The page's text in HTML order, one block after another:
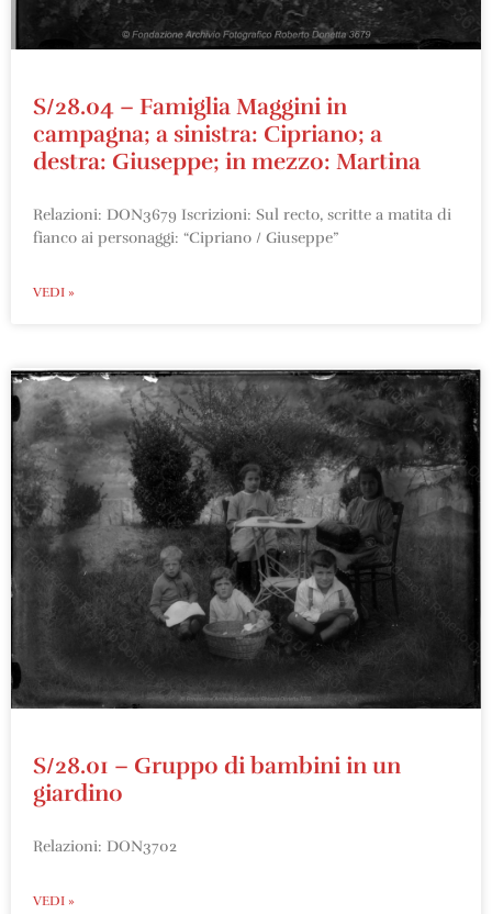
S/28.04 – Famiglia Maggini in
campagna; a sinistra: Cipriano; a
destra: Giuseppe; in mezzo: Martina
Relazioni: DON3679 Iscrizioni: Sul recto, scritte a matita di
fianco ai personaggi: “Cipriano / Giuseppe”
VEDI »
S/28.01 – Gruppo di bambini in un
giardino
Relazioni: DON3702
VEDI »